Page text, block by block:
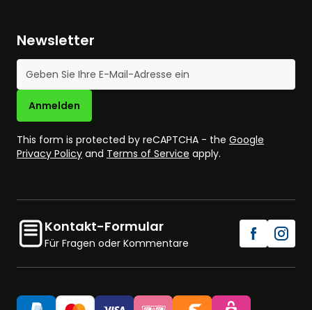
Newsletter
E-Mail-Adresse
Anmelden
This form is protected by reCAPTCHA - the Google
Privacy Policy and Terms of Service apply.
Kontakt-Formular
Für Fragen oder Kommentare